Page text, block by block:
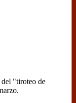
del "tiroteo de